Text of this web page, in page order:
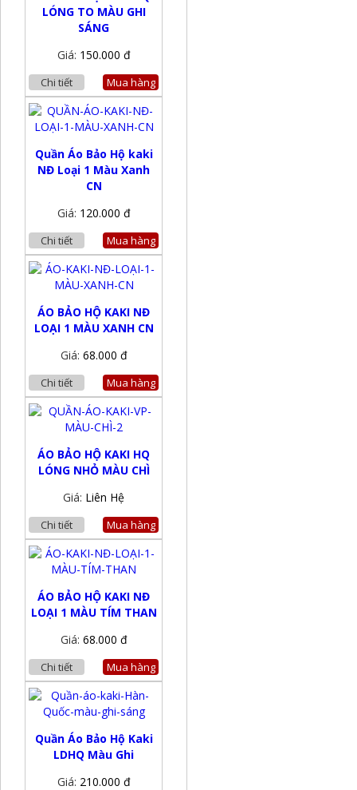
LÓNG TO MÀU GHI
SÁNG
Giá: 150.000 đ
Chi tiết Mua hàng
Quần Áo Bảo Hộ kaki
NĐ Loại 1 Màu Xanh
CN
Giá: 120.000 đ
Chi tiết Mua hàng
ÁO BẢO HỘ KAKI NĐ
LOẠI 1 MÀU XANH CN
Giá: 68.000 đ
Chi tiết Mua hàng
ÁO BẢO HỘ KAKI HQ
LÓNG NHỎ MÀU CHÌ
Giá: Liên Hệ
Chi tiết Mua hàng
ÁO BẢO HỘ KAKI NĐ
LOẠI 1 MÀU TÍM THAN
Giá: 68.000 đ
Chi tiết Mua hàng
Quần Áo Bảo Hộ Kaki
LDHQ Màu Ghi
Giá: 210.000 đ